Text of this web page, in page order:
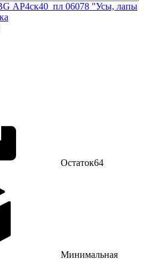
АР4ск40_пл 06078 "Усы, лапы
Остаток64
Минимальная